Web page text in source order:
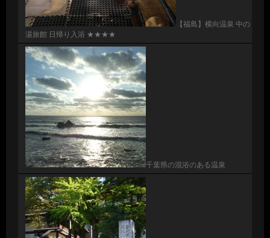
【福島】横向温泉 中の
湯旅館 日帰り入浴 ★★★★
千葉県の混浴のある温泉